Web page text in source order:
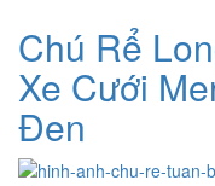
Chú Rể
Xe Cưới
Đen